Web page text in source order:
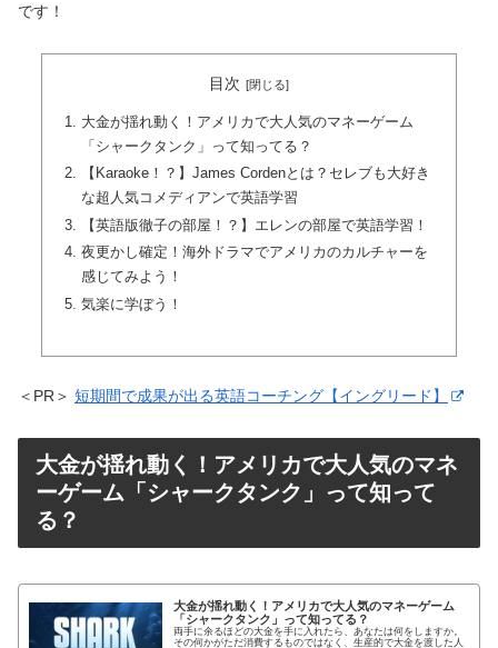
です！
目次
大金が揺れ動く！アメリカで大人気のマネーゲーム
「シャークタンク」って知ってる？
【Karaoke！？】James Cordenとは？セレブも大好き
な超人気コメディアンで英語学習
【英語版徹子の部屋！？】エレンの部屋で英語学習！
夜更かし確定！海外ドラマでアメリカのカルチャーを
感じてみよう！
気楽に学ぼう！
＜PR＞ 短期間で成果が出る英語コーチング【イングリード】
大金が揺れ動く！アメリカで大人気のマネ
ーゲーム「シャークタンク」って知って
る？
大金が揺れ動く！アメリカで大人気のマネーゲーム
「シャークタンク」って知ってる？
両手に余るほどの大金を手に入れたら、あなたは何をしますか。
その何かがただ消費するものではなく、生産的で大金を渡した人